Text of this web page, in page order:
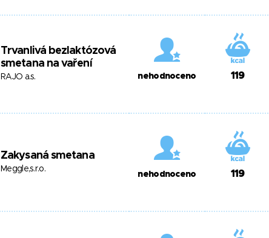
Trvanlivá bezlaktózová
smetana na vaření
RAJO a.s. nehodnoceno 119
Zakysaná smetana
Meggle,s.r.o.
nehodnoceno 119